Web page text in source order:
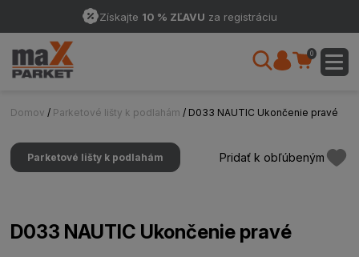
Získajte 10 % ZĽAVU za registráciu
0
Domov / Parketové lišty k podlahám / D033 NAUTIC Ukončenie pravé
Parketové lišty k podlahám Pridať k obľúbeným
D033 NAUTIC Ukončenie pravé